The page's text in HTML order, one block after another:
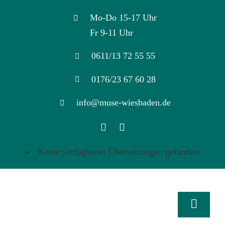
Mo-Do 15-17 Uhr
Fr 9-11 Uhr
0611/13 72 55 55
0176/23 67 60 28
info@muse-wiesbaden.de
Keine verfügbaren Übersetzungen gefunden
Toggle